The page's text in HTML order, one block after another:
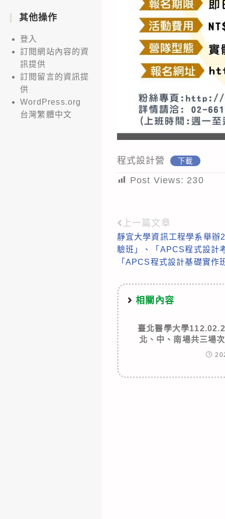
程式設計營 下載
Post Views: 230
Read
more
articles
上一篇文章
靜宜大學資訊工程學系舉
驗班」、「APCS程式設計
「APCS程式設計基礎實作
相關內容
臺北醫學大學
北、中、南場共三場
其他操作
登入
訂閱網站內容的資
訊提供
訂閱留言的資訊提
供
WordPress.org
台灣繁體中文